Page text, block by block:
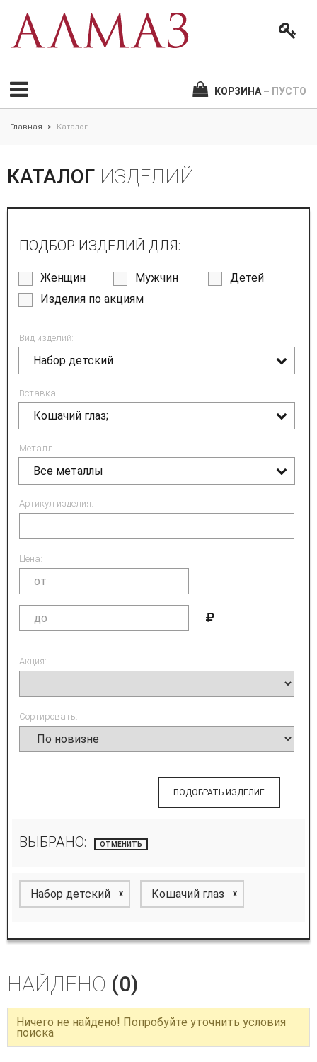
КОРЗИНА – ПУСТО
Главная > Каталог
КАТАЛОГ ИЗДЕЛИЙ
ПОДБОР ИЗДЕЛИЙ ДЛЯ:
Женщин Мужчин
Детей
Изделия по акциям
Вид изделий:
Набор детский
Вставка:
Кошачий глаз;
Металл:
Все металлы
Артикул изделия:
Цена:
Акция:
Сортировать:
ПОДОБРАТЬ ИЗДЕЛИЕ
ВЫБРАНО: ОТМЕНИТЬ
Набор детский x Кошачий глаз x
НАЙДЕНО (0)
Ничего не найдено! Попробуйте уточнить условия
поиска